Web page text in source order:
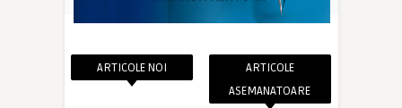
ARTICOLE NOI
ARTICOLE
ASEMANATOARE